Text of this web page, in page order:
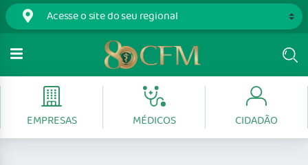
EMPRESAS MÉDICOS CIDADÃO